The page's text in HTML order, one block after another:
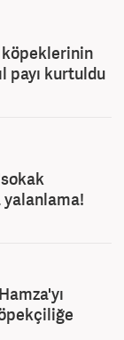
köpeklerinin
payı kurtuldu
yalanlama!